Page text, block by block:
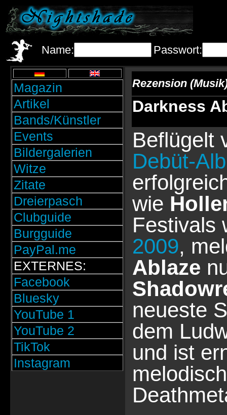
Name: Passwort:
Magazin
Artikel
Bands/Künstler
Events
Bildergalerien
Witze
Zitate
Dreierpasch
Clubguide
Burgguide
PayPal.me
EXTERNES:
Facebook
Bluesky
YouTube 1
YouTube 2
TikTok
Instagram
Rezension
Darkness
Beflügelt
Debüt-
wie
Festivals
2009,
Ablaze
neueste
dem
und ist